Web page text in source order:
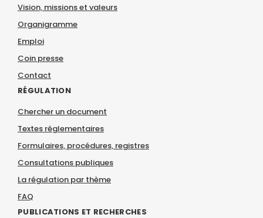
Vision, missions et valeurs
Organigramme
Emploi
Coin presse
Contact
RÉGULATION
Chercher un document
Textes réglementaires
Formulaires, procédures, registres
Consultations publiques
La régulation par thème
FAQ
PUBLICATIONS ET RECHERCHES